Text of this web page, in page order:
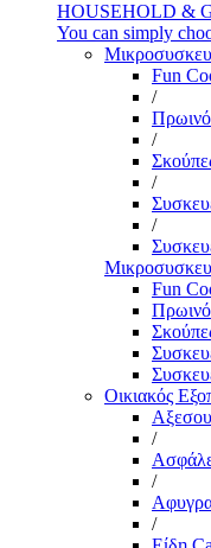
HOUSEHOLD &
You can simply
Fun
/
Πρωινό
/
/
/
Fun
Πρωινό
Οικιακός
/
/
/